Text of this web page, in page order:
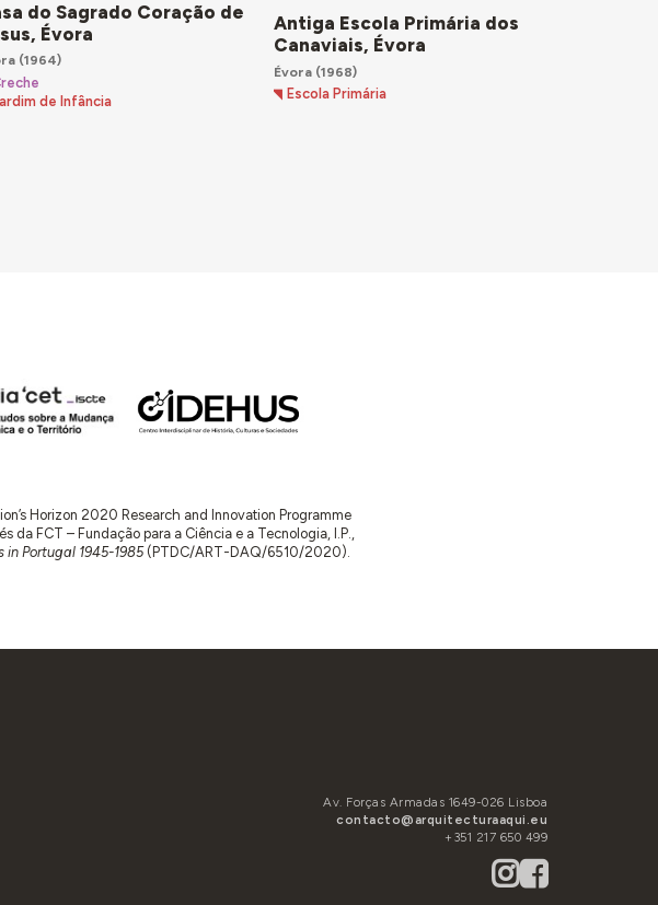
do Sagrado Coração de
Évora
(1964)
de Infância
Antiga Escola Primária dos
Canaviais, Évora
Évora(1968)
Escola Primária
Horizon 2020 Research and Innovation Programme
da FCT – Fundação para a Ciência e a Tecnologia, I.P.,
Portugal 1945-1985(PTDC/ART-DAQ/6510/2020).
Av. Forças Armadas 1649-026 Lisboa
contacto@arquitecturaaqui.eu
+351 217 650 499